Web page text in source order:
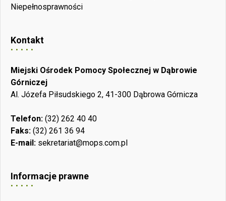
Niepełnosprawności
Kontakt
Miejski Ośrodek Pomocy Społecznej w Dąbrowie
Górniczej
Al. Józefa Piłsudskiego 2, 41-300 Dąbrowa Górnicza
Telefon: (32) 262 40 40
Faks: (32) 261 36 94
E-mail: sekretariat@mops.com.pl
Informacje prawne